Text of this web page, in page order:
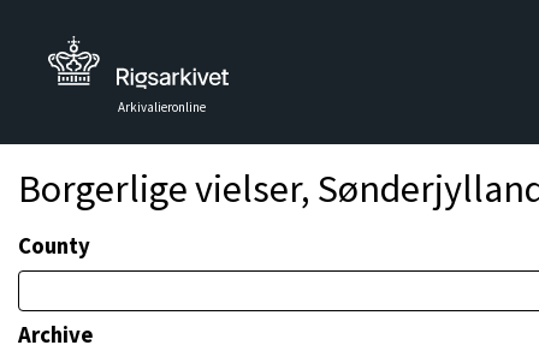
Arkivalieronline
Borgerlige vielser,
County
Archive